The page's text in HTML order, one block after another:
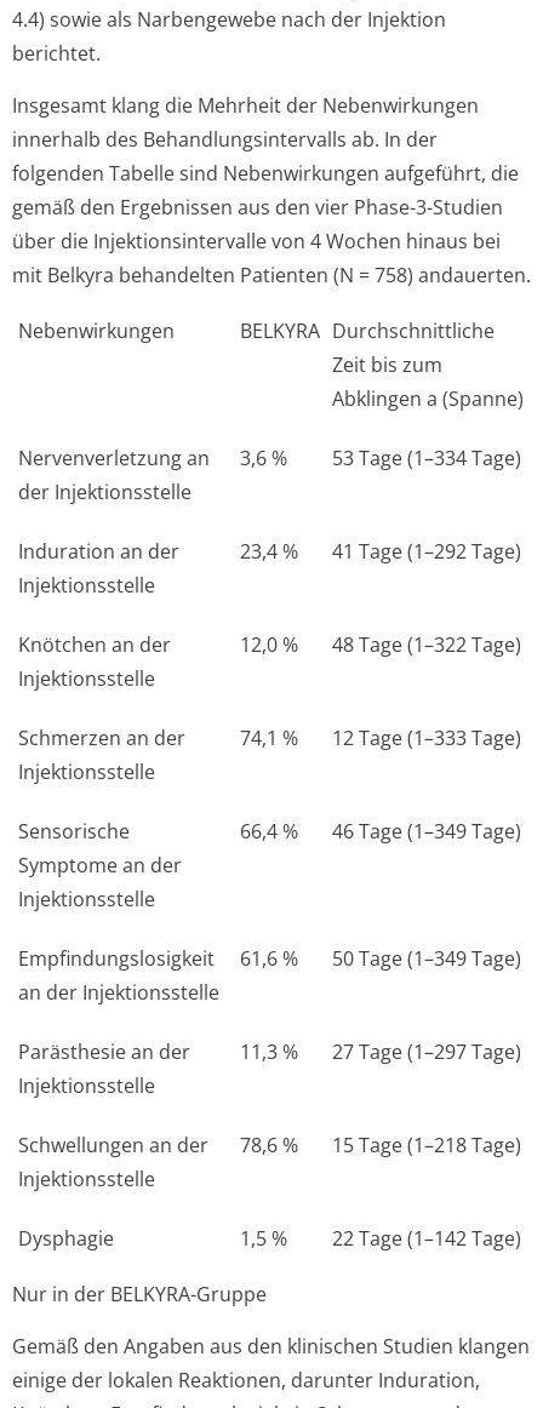
4.4) sowie als Narbengewebe nach der Injektion
berichtet.
Insgesamt klang die Mehrheit der Nebenwirkungen
innerhalb des Behandlungsin­tervalls ab. In der
folgenden Tabelle sind Nebenwirkungen aufgeführt, die
gemäß den Ergebnissen aus den vier Phase-3-Studien
über die Injektionsinter­valle von 4 Wochen hinaus bei
mit Belkyra behandelten Patienten (N = 758) andauerten.
Nebenwirkungen BELKYRA Durchschnittliche
Zeit bis zum
Abklingen a (Spanne)
Nervenverletzung an
der Injektionsstelle
3,6 % 53 Tage (1–334 Tage)
Induration an der
Injektionsstelle
23,4 % 41 Tage (1–292 Tage)
Knötchen an der
Injektionsstelle
12,0 % 48 Tage (1–322 Tage)
Schmerzen an der
Injektionsstelle
74,1 % 12 Tage (1–333 Tage)
Sensorische
Symptome an der
Injektionsstelle
66,4 % 46 Tage (1–349 Tage)
Empfindungslo­sigkeit
an der Injektionsstelle
61,6 % 50 Tage (1–349 Tage)
Parästhesie an der
Injektionsstelle
11,3 % 27 Tage (1–297 Tage)
Schwellungen an der
Injektionsstelle
78,6 % 15 Tage (1–218 Tage)
Dysphagie 1,5 % 22 Tage (1–142 Tage)
Nur in der BELKYRA-Gruppe
Gemäß den Angaben aus den klinischen Studien klangen
einige der lokalen Reaktionen, darunter Induration,